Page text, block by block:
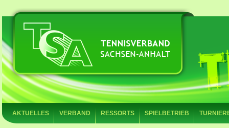
AKTUELLES VERBAND RESSORTS SPIELBETRIEB